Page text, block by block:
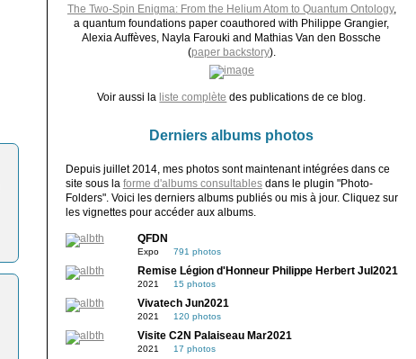
The Two-Spin Enigma: From the Helium Atom to Quantum Ontology,
a quantum foundations paper coauthored with Philippe Grangier,
Alexia Auffèves, Nayla Farouki and Mathias Van den Bossche
(paper backstory).
Voir aussi la liste complète des publications de ce blog.
Derniers albums photos
Depuis juillet 2014, mes photos sont maintenant intégrées dans ce
site sous la forme d'albums consultablesdans le plugin "Photo-
Folders". Voici les derniers albums publiés ou mis à jour. Cliquez sur
les vignettes pour accéder aux albums.
QFDN
Expo 791 photos
Remise Légion d'Honneur Philippe Herbert Jul2021
2021 15 photos
Vivatech Jun2021
2021 120 photos
Visite C2N Palaiseau Mar2021
2021 17 photos